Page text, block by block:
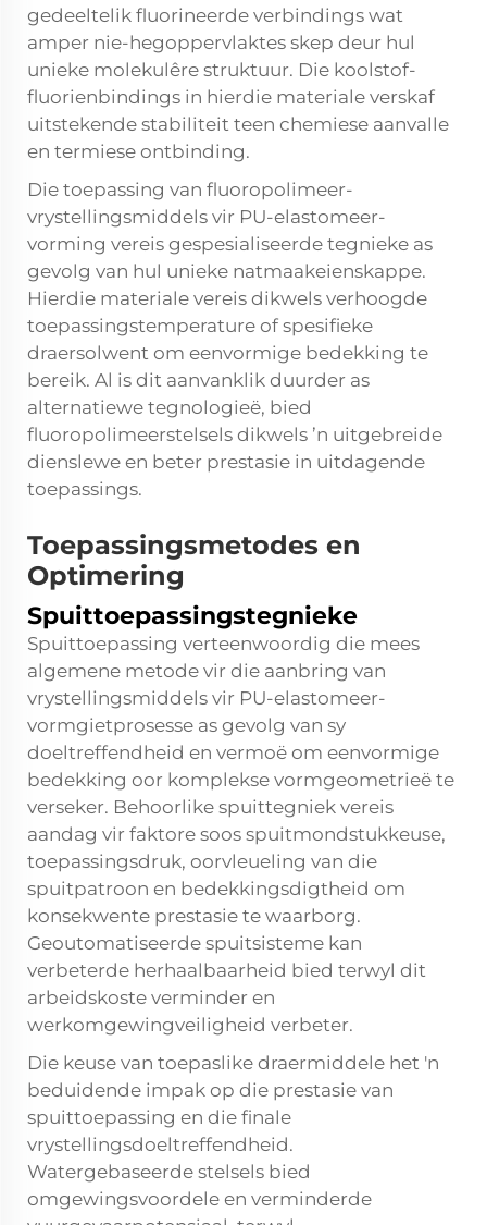
gedeeltelik fluorineerde verbindings wat
amper nie-hegoppervlaktes skep deur hul
unieke molekulêre struktuur. Die koolstof-
fluorienbindings in hierdie materiale verskaf
uitstekende stabiliteit teen chemiese aanvalle
en termiese ontbinding.
Die toepassing van fluoropolimeer-
vrystellingsmiddels vir PU-elastomeer-
vorming vereis gespesialiseerde tegnieke as
gevolg van hul unieke natmaakeienskappe.
Hierdie materiale vereis dikwels verhoogde
toepassingstemperature of spesifieke
draersolwent om eenvormige bedekking te
bereik. Al is dit aanvanklik duurder as
alternatiewe tegnologieë, bied
fluoropolimeerstelsels dikwels ’n uitgebreide
dienslewe en beter prestasie in uitdagende
toepassings.
Toepassingsmetodes en
Optimering
Spuittoepassingstegnieke
Spuittoepassing verteenwoordig die mees
algemene metode vir die aanbring van
vrystellingsmiddels vir PU-elastomeer-
vormgietprosesse as gevolg van sy
doeltreffendheid en vermoë om eenvormige
bedekking oor komplekse vormgeometrieë te
verseker. Behoorlike spuittegniek vereis
aandag vir faktore soos spuitmondstukkeuse,
toepassingsdruk, oorvleueling van die
spuitpatroon en bedekkingsdigtheid om
konsekwente prestasie te waarborg.
Geoutomatiseerde spuitsisteme kan
verbeterde herhaalbaarheid bied terwyl dit
arbeidskoste verminder en
werkomgewingveiligheid verbeter.
Die keuse van toepaslike draermiddele het 'n
beduidende impak op die prestasie van
spuittoepassing en die finale
vrystellingsdoeltreffendheid.
Watergebaseerde stelsels bied
omgewingsvoordele en verminderde